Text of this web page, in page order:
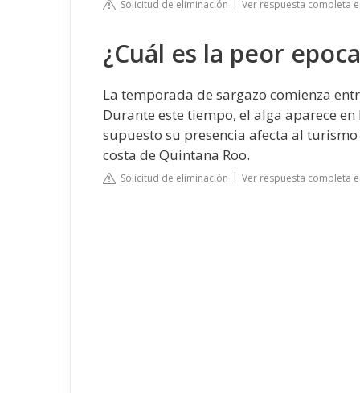
Solicitud de eliminación Ver respuesta completa
¿Cuál es la peor
La temporada de sargazo comienza
Durante este tiempo, el alga aparece
supuesto su presencia afecta al
costa de Quintana Roo.
Solicitud de eliminación Ver respuesta completa